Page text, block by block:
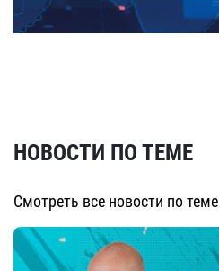
НОВОСТИ ПО ТЕМЕ
Смотреть все новости по теме